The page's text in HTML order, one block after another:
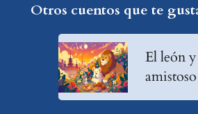
Otros cuentos que te
El león
amistoso